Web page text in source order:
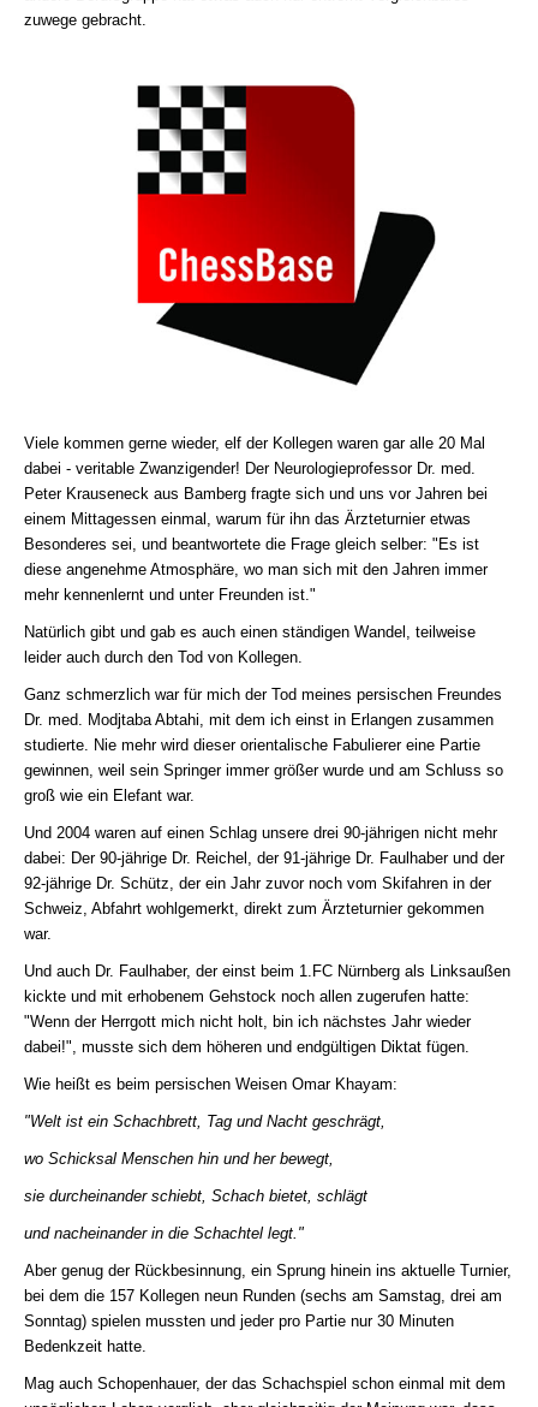
zuwege gebracht.
Viele kommen gerne wieder, elf der Kollegen waren gar alle 20 Mal
dabei - veritable Zwanzigender! Der Neurologieprofessor Dr. med.
Peter Krauseneck aus Bamberg fragte sich und uns vor Jahren bei
einem Mittagessen einmal, warum für ihn das Ärzteturnier etwas
Besonderes sei, und beantwortete die Frage gleich selber: "Es ist
diese angenehme Atmosphäre, wo man sich mit den Jahren immer
mehr kennenlernt und unter Freunden ist."
Natürlich gibt und gab es auch einen ständigen Wandel, teilweise
leider auch durch den Tod von Kollegen.
Ganz schmerzlich war für mich der Tod meines persischen Freundes
Dr. med. Modjtaba Abtahi, mit dem ich einst in Erlangen zusammen
studierte. Nie mehr wird dieser orientalische Fabulierer eine Partie
gewinnen, weil sein Springer immer größer wurde und am Schluss so
groß wie ein Elefant war.
Und 2004 waren auf einen Schlag unsere drei 90-jährigen nicht mehr
dabei: Der 90-jährige Dr. Reichel, der 91-jährige Dr. Faulhaber und der
92-jährige Dr. Schütz, der ein Jahr zuvor noch vom Skifahren in der
Schweiz, Abfahrt wohlgemerkt, direkt zum Ärzteturnier gekommen
war.
Und auch Dr. Faulhaber, der einst beim 1.FC Nürnberg als Linksaußen
kickte und mit erhobenem Gehstock noch allen zugerufen hatte:
"Wenn der Herrgott mich nicht holt, bin ich nächstes Jahr wieder
dabei!", musste sich dem höheren und endgültigen Diktat fügen.
Wie heißt es beim persischen Weisen Omar Khayam:
"Welt ist ein Schachbrett, Tag und Nacht geschrägt,
wo Schicksal Menschen hin und her bewegt,
sie durcheinander schiebt, Schach bietet, schlägt
und nacheinander in die Schachtel legt."
Aber genug der Rückbesinnung, ein Sprung hinein ins aktuelle Turnier,
bei dem die 157 Kollegen neun Runden (sechs am Samstag, drei am
Sonntag) spielen mussten und jeder pro Partie nur 30 Minuten
Bedenkzeit hatte.
Mag auch Schopenhauer, der das Schachspiel schon einmal mit dem